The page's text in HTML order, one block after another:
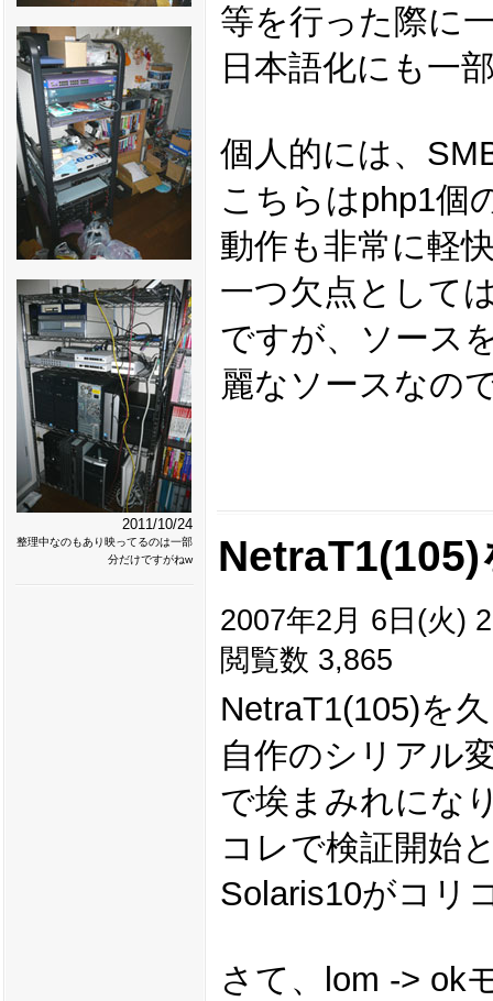
2011/10/24
整理中なのもあり映ってるのは一部
分だけですがねw
等を行った際に
日本語化にも一
個人的には、
こちらはphp1個
動作も非常に軽
一つ欠点として
ですが、ソース
麗なソースなの
NetraT1(105)
2007年2月 6日(火)
閲覧数 3,865
NetraT1(105)を
自作のシリアル
で埃まみれにな
コレで検証開始
Solaris10がコリ
さて、lom -> ok